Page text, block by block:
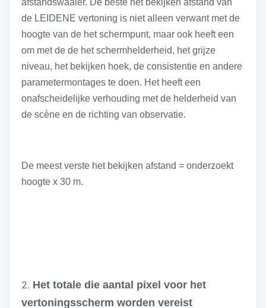
afstandswaaier. De beste het bekijken afstand van
de LEIDENE vertoning is niet alleen verwant met de
hoogte van de het schermpunt, maar ook heeft een
om met de de het schermhelderheid, het grijze
niveau, het bekijken hoek, de consistentie en andere
parametermontages te doen. Het heeft een
onafscheidelijke verhouding met de helderheid van
de scène en de richting van observatie.
De meest verste het bekijken afstand = onderzoekt
hoogte x 30 m.
2. Het totale die aantal pixel voor het
vertoningsscherm worden vereist